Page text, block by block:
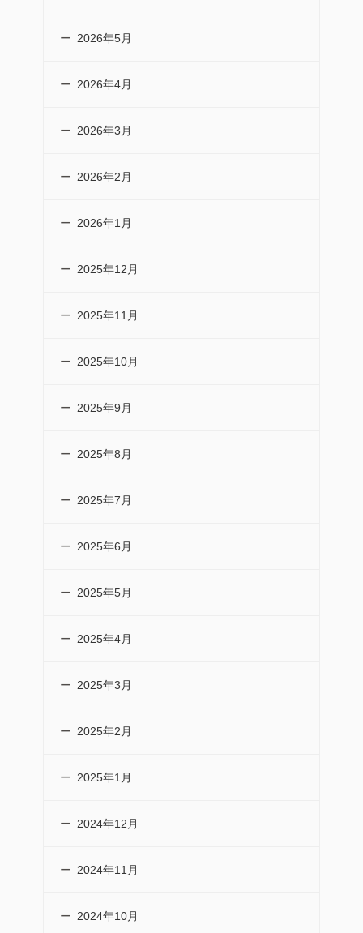
2026年5月
2026年4月
2026年3月
2026年2月
2026年1月
2025年12月
2025年11月
2025年10月
2025年9月
2025年8月
2025年7月
2025年6月
2025年5月
2025年4月
2025年3月
2025年2月
2025年1月
2024年12月
2024年11月
2024年10月